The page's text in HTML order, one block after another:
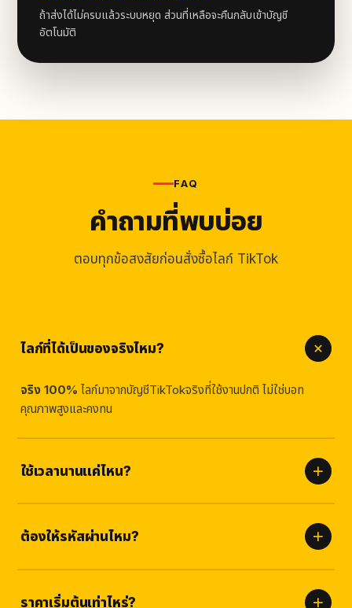
ถ้าส่งได้ไม่ครบแล้วระบบหยุด ส่วนที่เหลือจะคืนกลับเข้าบัญชี
อัตโนมัติ
FAQ
คำถามที่พบบ่อย
ตอบทุกข้อสงสัยก่อนสั่งซื้อไลก์ TikTok
ไลก์ที่ได้เป็นของจริงไหม?
จริง 100% ไลก์มาจากบัญชีTikTokจริงที่ใช้งานปกติ ไม่ใช่บอท
คุณภาพสูงและคงทน
ใช้เวลานานแค่ไหน?
ธรรมชาติและปลอดภัย
ต้องให้รหัสผ่านไหม?
ปลอดภัยสูง
ราคาเริ่มต้นเท่าไหร่?